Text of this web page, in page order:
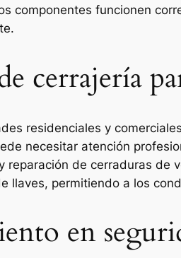
componentes funcionen
cerrajería
residenciales y
necesitar atención
reparación de cerraduras de
llaves, permitiendo a los
en